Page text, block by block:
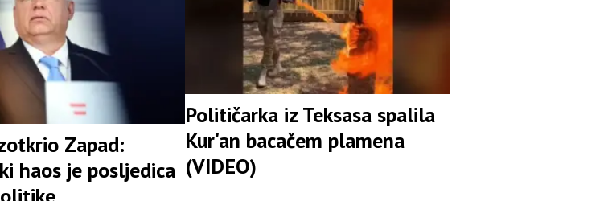
Zapad:
haos je posljedica
Političarka iz Teksasa spalila
Kur'an bacačem plamena
(VIDEO)